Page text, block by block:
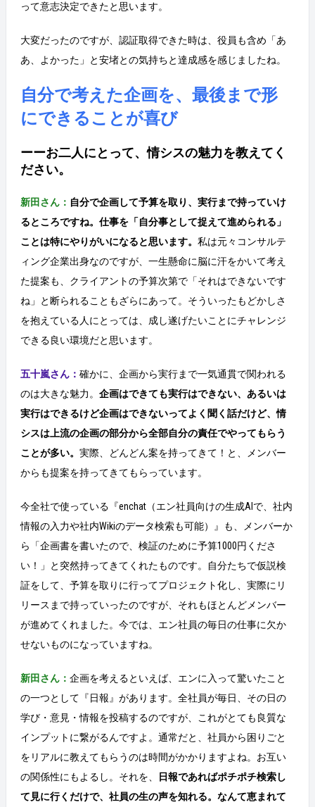
って意志決定できたと思います。
大変だったのですが、認証取得できた時は、役員も含め「あ
あ、よかった」と安堵との気持ちと達成感を感じましたね。
自分で考えた企画を、最後まで形
にできることが喜び
ーーお二人にとって、情シスの魅力を教えてく
ださい。
新田さん： 自分で企画して予算を取り、実行まで持っていけ
るところですね。仕事を「自分事として捉えて進められる」
ことは特にやりがいになると思います。 私は元々コンサルテ
ィング企業出身なのですが、一生懸命に脳に汗をかいて考え
た提案も、クライアントの予算次第で「それはできないです
ね」と断られることもざらにあって。そういったもどかしさ
を抱えている人にとっては、成し遂げたいことにチャレンジ
できる良い環境だと思います。
五十嵐さん： 確かに、企画から実行まで一気通貫で関われる
のは大きな魅力。 企画はできても実行はできない、あるいは
実行はできるけど企画はできないってよく聞く話だけど、情
シスは上流の企画の部分から全部自分の責任でやってもらう
ことが多い。 実際、どんどん案を持ってきて！と、メンバー
からも提案を持ってきてもらっています。
今全社で使っている『enchat（エン社員向けの生成AIで、社内
情報の入力や社内Wikiのデータ検索も可能）』も、メンバーか
ら「企画書を書いたので、検証のために予算1000円くださ
い！」と突然持ってきてくれたものです。自分たちで仮説検
証をして、予算を取りに行ってプロジェクト化し、実際にリ
リースまで持っていったのですが、それもほとんどメンバー
が進めてくれました。今では、エン社員の毎日の仕事に欠か
せないものになっていますね。
新田さん： 企画を考えるといえば、エンに入って驚いたこと
の一つとして『日報』があります。全社員が毎日、その日の
学び・意見・情報を投稿するのですが、これがとても良質な
インプットに繋がるんですよ。通常だと、社員から困りごと
をリアルに教えてもらうのは時間がかかりますよね。お互い
の関係性にもよるし。それを、
日報であればポチポチ検索し
て見に行くだけで、社員の生の声を知れる。なんて恵まれて